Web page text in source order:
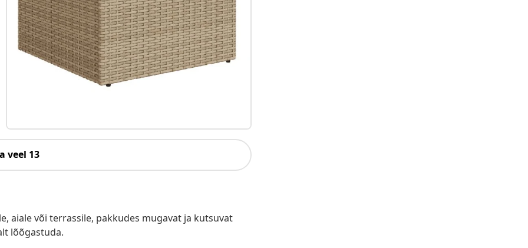
veel 13
aiale või terrassile, pakkudes mugavat ja kutsuvat
lõõgastuda.